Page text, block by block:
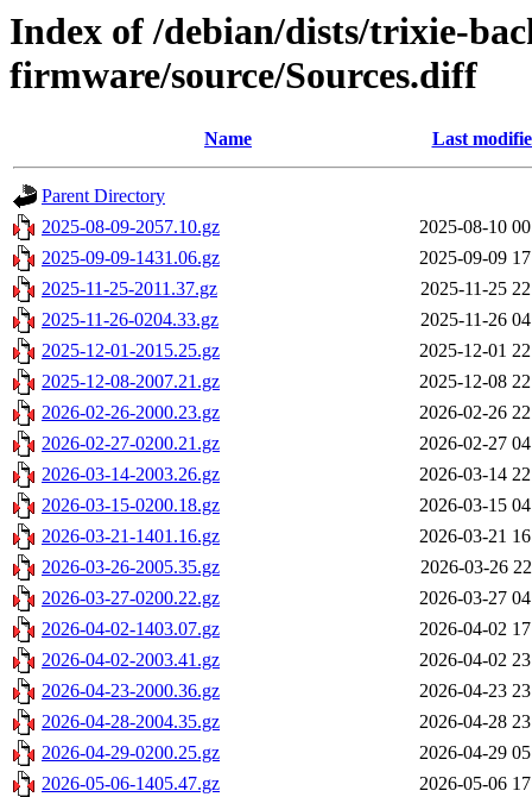
Index of /debian/dists/trixie-
firmware/source/Sources.diff
Name Last
Parent Directory
2025-08-09-2057.10.gz
2025-08-10
2025-09-09-1431.06.gz
2025-09-09
2025-11-25-2011.37.gz
2025-11-25
2025-11-26-0204.33.gz
2025-11-26
2025-12-01-2015.25.gz
2025-12-01
2025-12-08-2007.21.gz
2025-12-08
2026-02-26-2000.23.gz
2026-02-26
2026-02-27-0200.21.gz
2026-02-27
2026-03-14-2003.26.gz
2026-03-14
2026-03-15-0200.18.gz
2026-03-15
2026-03-21-1401.16.gz
2026-03-21
2026-03-26-2005.35.gz
2026-03-26
2026-03-27-0200.22.gz
2026-03-27
2026-04-02-1403.07.gz
2026-04-02
2026-04-02-2003.41.gz
2026-04-02
2026-04-23-2000.36.gz
2026-04-23
2026-04-28-2004.35.gz
2026-04-28
2026-04-29-0200.25.gz
2026-04-29
2026-05-06-1405.47.gz
2026-05-06